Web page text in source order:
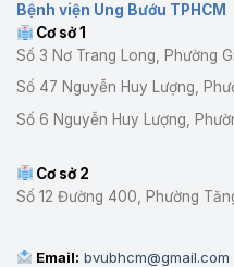
VỤ
HỆ
Bệnh viện Ung Bướu TPHCM
Cơ sở 1
Số 3 Nơ Trang Long, Phường
Số 47 Nguyễn Huy Lượng,
Số 6 Nguyễn Huy Lượng,
Cơ sở 2
Số 12 Đường 400, Phường
Email: bvubhcm@gmail.com